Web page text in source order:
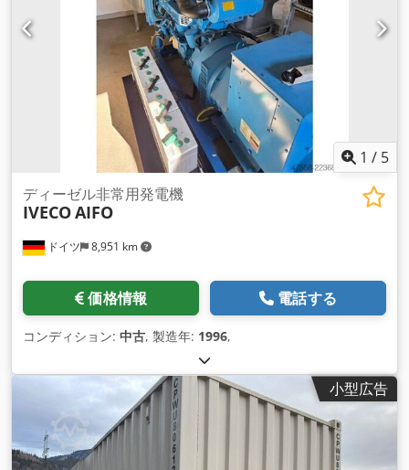
1 / 5
ドイツ 8,951 km
ディーゼル非常用発電機
IVECOAIFO
価格情報 電話する
コンディション: 中古, 製造年: 1996,
小型広告